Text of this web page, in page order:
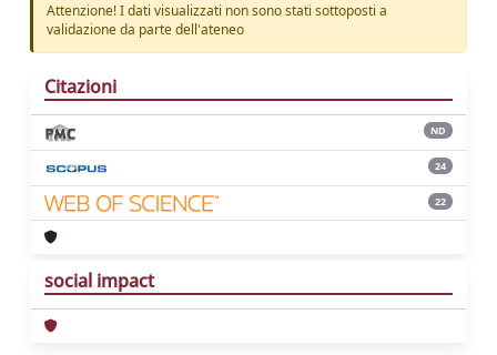
Attenzione! I dati visualizzati non sono stati sottoposti a
validazione da parte dell'ateneo
Citazioni
ND
24
22
social impact